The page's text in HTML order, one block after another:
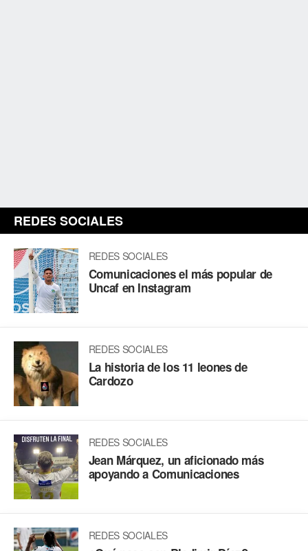
REDES SOCIALES
REDES SOCIALES
Comunicaciones el más popular de
Uncaf en Instagram
REDES SOCIALES
La historia de los 11 leones de
Cardozo
REDES SOCIALES
Jean Márquez, un aficionado más
apoyando a Comunicaciones
REDES SOCIALES